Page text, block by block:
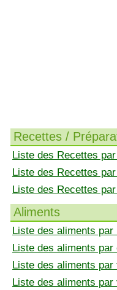
Recettes /
Liste des Recettes
Liste des Recettes
Liste des Recettes
Aliments
Liste des aliments par
Liste des aliments par
Liste des aliments par
Liste des aliments